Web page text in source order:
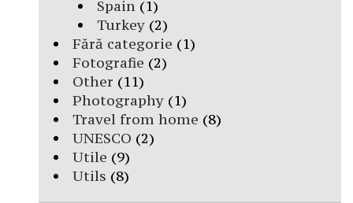
Spain(1)
Turkey(2)
Fără categorie (1)
Fotografie (2)
Other (11)
Photography (1)
Travel from home (8)
UNESCO (2)
Utile (9)
Utils (8)